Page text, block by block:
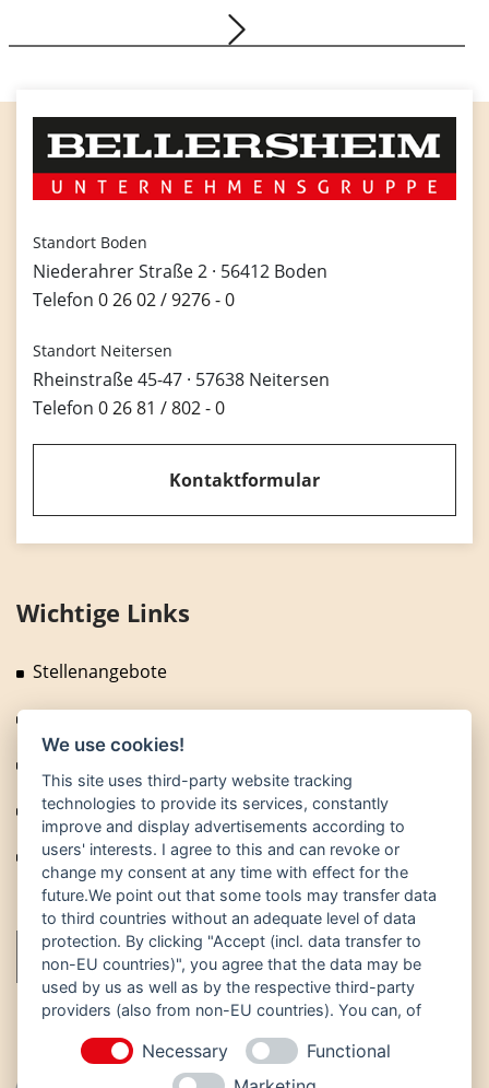
Gruppe, Tankstellen
Standort Boden
Niederahrer Straße 2 · 56412 Boden
Telefon 0 26 02 / 9276 - 0
Standort Neitersen
Rheinstraße 45-47 · 57638 Neitersen
Telefon 0 26 81 / 802 - 0
Kontaktformular
Wichtige Links
Stellenangebote
Fragen und Antworten
Technische Anlagen
Fuhrpark
We use cookies!
This site uses third-party website tracking
technologies to provide its services, constantly
improve and display advertisements according to
users' interests. I agree to this and can revoke or
change my consent at any time with effect for the
future.We point out that some tools may transfer data
to third countries without an adequate level of data
protection. By clicking "Accept (incl. data transfer to
non-EU countries)", you agree that the data may be
used by us as well as by the respective third-party
providers (also from non-EU countries). You can, of
Necessary
Functional